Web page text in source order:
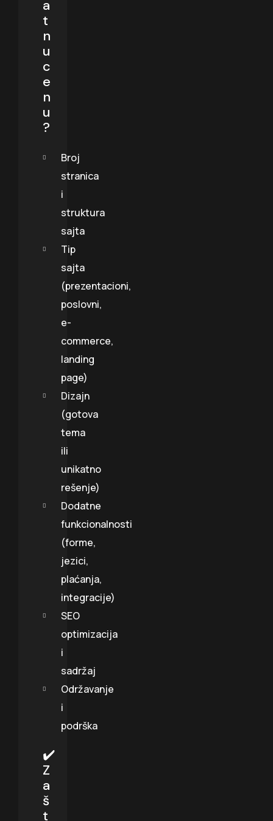
a
t
n
u
c
e
n
u
?
Broj
stranica
i
struktura
sajta
Tip
sajta
(prezentacioni,
poslovni,
e-
commerce,
landing
page)
Dizajn
(gotova
tema
ili
unikatno
rešenje)
Dodatne
funkcionalnosti
(forme,
jezici,
plaćanja,
integracije)
SEO
optimizacija
i
sadržaj
Održavanje
i
podrška
✔️
Z
a
š
t